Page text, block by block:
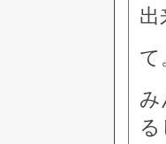
て
み
る